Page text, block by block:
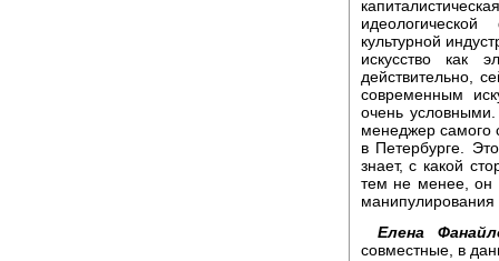
культурной
искусство как
действительно,
современным
очень
менеджер самого
в Петербурге.
знает, с какой
тем не менее, он
Елена
совместные, в